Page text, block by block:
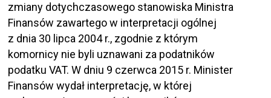
zmiany dotychczasowego stanowiska Ministra
Finansów zawartego w interpretacji ogólnej
z dnia 30 lipca 2004 r., zgodnie z którym
komornicy nie byli uznawani za podatników
podatku VAT. W dniu 9 czerwca 2015 r. Minister
Finansów wydał interpretację, w której